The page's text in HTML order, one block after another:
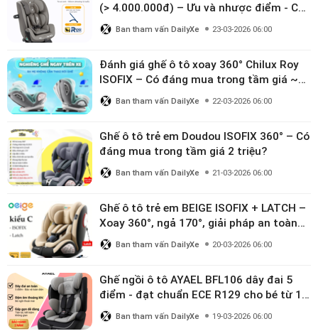
(> 4.000.000đ) – Ưu và nhược điểm - Có
đáng đầu tư cho bé từ 0–12 tuổi?
Ban tham vấn DailyXe 23-03-2026 06:00
Đánh giá ghế ô tô xoay 360° Chilux Roy
ISOFIX – Có đáng mua trong tầm giá ~3
triệu
Ban tham vấn DailyXe 22-03-2026 06:00
Ghế ô tô trẻ em Doudou ISOFIX 360° – Có
đáng mua trong tầm giá 2 triệu?
Ban tham vấn DailyXe 21-03-2026 06:00
Ghế ô tô trẻ em BEIGE ISOFIX + LATCH –
Xoay 360°, ngả 170°, giải pháp an toàn
linh hoạt cho bé 0–10 tuổi
Ban tham vấn DailyXe 20-03-2026 06:00
Ghế ngồi ô tô AYAEL BFL106 dây đai 5
điểm - đạt chuẩn ECE R129 cho bé từ 1–
10 tuổi
Ban tham vấn DailyXe 19-03-2026 06:00